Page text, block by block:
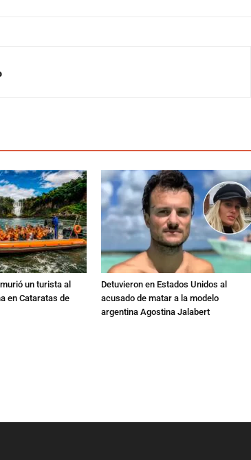
un turista al
en Cataratas de
Detuvieron en Estados Unidos al
acusado de matar a la modelo
argentina Agostina Jalabert